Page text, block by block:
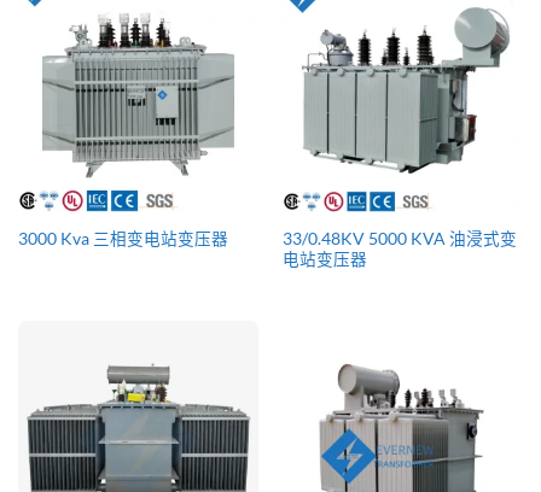
3000 Kva 三相变电站变压器
33/0.48KV 5000 KVA 油浸式变
电站变压器